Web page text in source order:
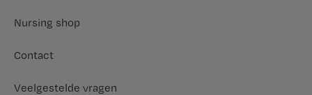
Nursing shop
Contact
Veelgestelde vragen